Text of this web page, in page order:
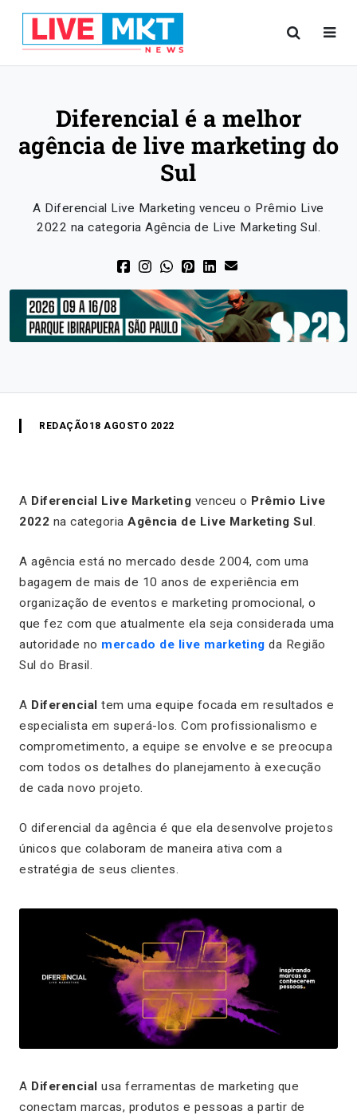
Diferencial é a melhor
agência de live marketing do
Sul
A Diferencial Live Marketing venceu o Prêmio Live
2022 na categoria Agência de Live Marketing Sul.
REDAÇÃO 18 AGOSTO 2022
A Diferencial Live Marketing venceu o Prêmio Live
2022 na categoria Agência de Live Marketing Sul.
A agência está no mercado desde 2004, com uma
bagagem de mais de 10 anos de experiência em
organização de eventos e marketing promocional, o
que fez com que atualmente ela seja considerada uma
autoridade no mercado de live marketing da Região
Sul do Brasil.
A Diferencial tem uma equipe focada em resultados e
especialista em superá-los. Com profissionalismo e
comprometimento, a equipe se envolve e se preocupa
com todos os detalhes do planejamento à execução
de cada novo projeto.
O diferencial da agência é que ela desenvolve projetos
únicos que colaboram de maneira ativa com a
estratégia de seus clientes.
A Diferencial usa ferramentas de marketing que
conectam marcas, produtos e pessoas a partir de